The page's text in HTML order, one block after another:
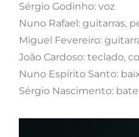
Sérgio Godinho: voz
Nuno Rafael: guitarras,
Miguel Fevereiro:
João Cardoso: teclado,
Nuno Espírito Santo:
Sérgio Nascimento: